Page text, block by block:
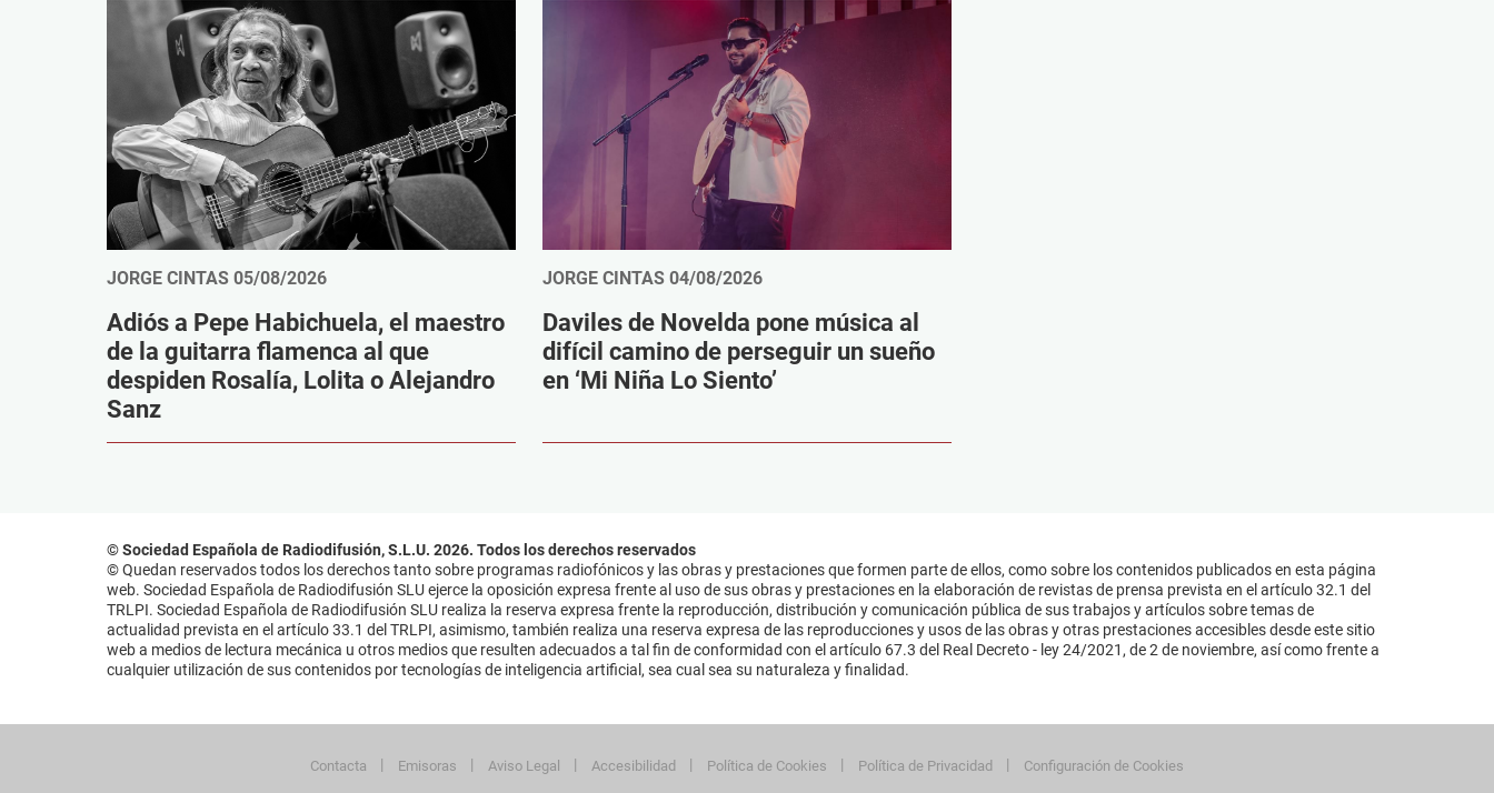
JORGE CINTAS 05/08/2026
Adiós a Pepe Habichuela, el maestro
de la guitarra flamenca al que
despiden Rosalía, Lolita o Alejandro
Sanz
JORGE CINTAS 04/08/2026
Daviles de Novelda pone música al
difícil camino de perseguir un sueño
en ‘Mi Niña Lo Siento’
© Sociedad Española de Radiodifusión, S.L.U. 2026. Todos los derechos reservados
© Quedan reservados todos los derechos tanto sobre programas radiofónicos y las obras y prestaciones que formen parte de ellos, como sobre los contenidos publicados en esta página
web. Sociedad Española de Radiodifusión SLU ejerce la oposición expresa frente al uso de sus obras y prestaciones en la elaboración de revistas de prensa prevista en el artículo 32.1 del
TRLPI. Sociedad Española de Radiodifusión SLU realiza la reserva expresa frente la reproducción, distribución y comunicación pública de sus trabajos y artículos sobre temas de
actualidad prevista en el artículo 33.1 del TRLPI, asimismo, también realiza una reserva expresa de las reproducciones y usos de las obras y otras prestaciones accesibles desde este sitio
web a medios de lectura mecánica u otros medios que resulten adecuados a tal fin de conformidad con el artículo 67.3 del Real Decreto - ley 24/2021, de 2 de noviembre, así como frente a
cualquier utilización de sus contenidos por tecnologías de inteligencia artificial, sea cual sea su naturaleza y finalidad.
Contacta Emisoras Aviso Legal Accesibilidad Política de Cookies Política de Privacidad Configuración de Cookies